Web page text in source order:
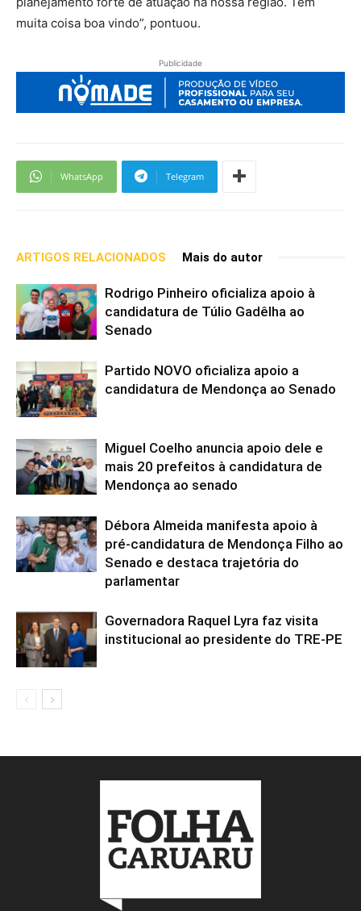
muita coisa boa vindo”, pontuou.
Publicidade
WhatsApp Telegram
ARTIGOS RELACIONADOS Mais do autor
Rodrigo Pinheiro oficializa apoio à
candidatura de Túlio Gadêlha ao
Senado
Partido NOVO oficializa apoio a
candidatura de Mendonça ao Senado
Miguel Coelho anuncia apoio dele e
mais 20 prefeitos à candidatura de
Mendonça ao senado
Débora Almeida manifesta apoio à
pré-candidatura de Mendonça Filho ao
Senado e destaca trajetória do
parlamentar
Governadora Raquel Lyra faz visita
institucional ao presidente do TRE-PE